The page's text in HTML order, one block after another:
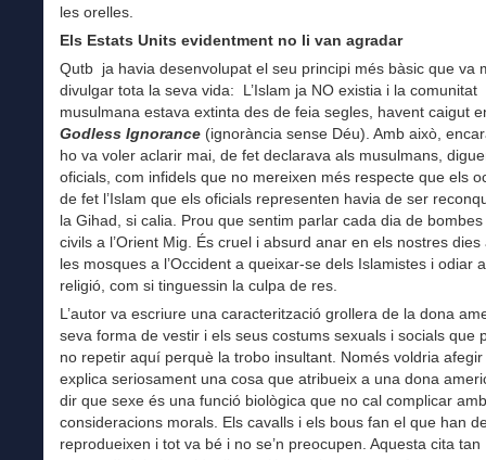
les orelles.
Els Estats Units evidentment no li van agradar
Qutb ja havia desenvolupat el seu principi més bàsic que va
divulgar tota la seva vida: L’Islam ja NO existia i la comunitat
musulmana estava extinta des de feia segles, havent caigut
Godless Ignorance (ignorància sense Déu). Amb això,
ho va voler aclarir mai, de fet declarava als musulmans,
oficials, com infidels que no mereixen més respecte que els
de fet l’Islam que els oficials representen havia de ser
la Gihad, si calia. Prou que sentim parlar cada dia de
civils a l’Orient Mig. És cruel i absurd anar en els nostres dies
les mosques a l’Occident a queixar-se dels Islamistes i odiar
religió, com si tinguessin la culpa de res.
L’autor va escriure una caracterització grollera de la dona
seva forma de vestir i els seus costums sexuals i socials que
no repetir aquí perquè la trobo insultant. Només voldria afegir
explica seriosament una cosa que atribueix a una dona
dir que sexe és una funció biològica que no cal complicar amb
consideracions morals. Els cavalls i els bous fan el que han
reprodueixen i tot va bé i no se’n preocupen. Aquesta cita tan